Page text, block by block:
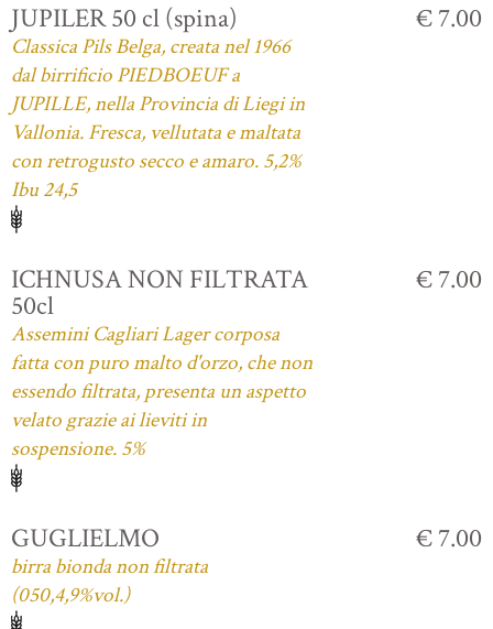
JUPILER 50 cl (spina)
Classica Pils Belga, creata nel 1966
dal birrificio PIEDBOEUF a
JUPILLE, nella Provincia di Liegi in
Vallonia. Fresca, vellutata e maltata
con retrogusto secco e amaro. 5,2%
Ibu 24,5
€ 7.00
ICHNUSA NON FILTRATA
50cl
Assemini Cagliari Lager corposa
fatta con puro malto d'orzo, che non
essendo filtrata, presenta un aspetto
velato grazie ai lieviti in
sospensione. 5%
€ 7.00
GUGLIELMO
birra bionda non filtrata
(050,4,9%vol.)
€ 7.00